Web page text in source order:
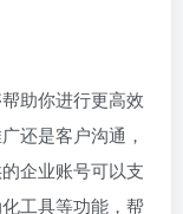
助你进行更高效
还是客户沟通，
企业账号可以支
工具等功能，帮